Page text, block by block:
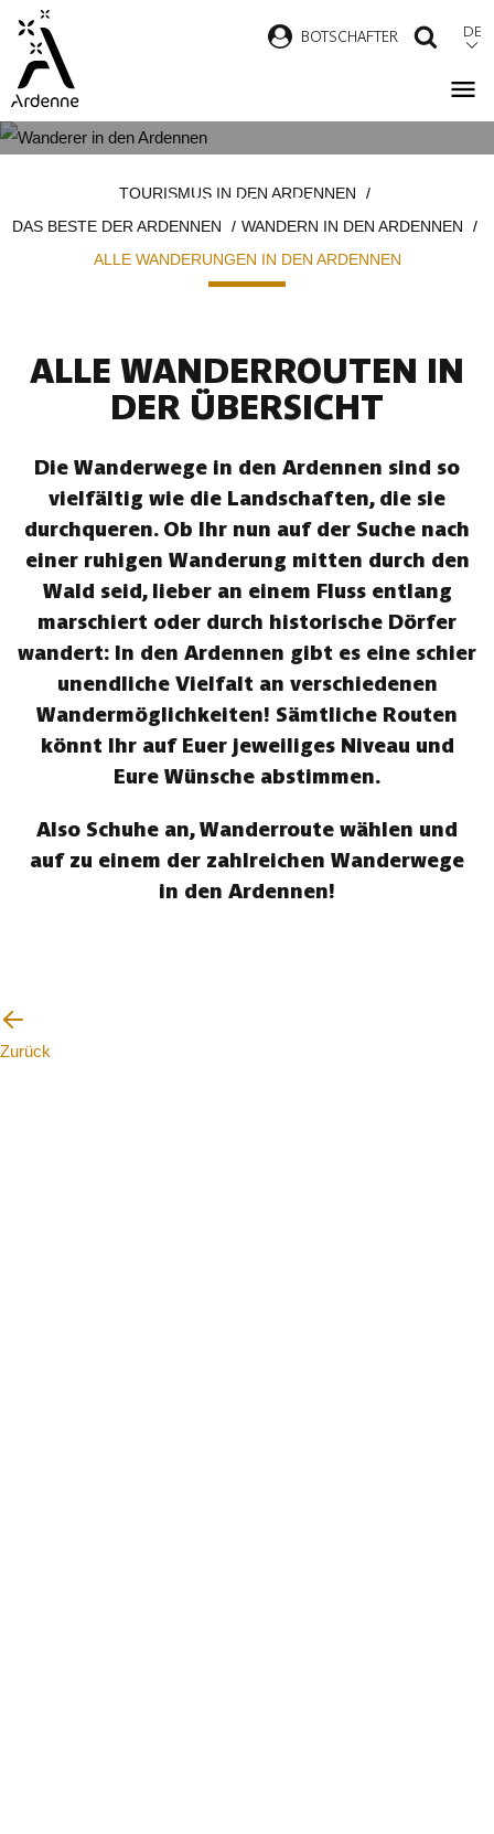
Direkt
zum
Inhalt
BOTSCHAFTER DE
ARDENNEN
TOURISMUS IN DEN ARDENNEN
DAS BESTE DER ARDENNEN
WANDERN IN DEN ARDENNEN
ALLE WANDERUNGEN IN DEN ARDENNEN
ALLE WANDERROUTEN IN
DER ÜBERSICHT
Die Wanderwege in den Ardennen sind so
vielfältig wie die Landschaften, die sie
durchqueren. Ob Ihr nun auf der Suche nach
einer ruhigen Wanderung mitten durch den
Wald seid, lieber an einem Fluss entlang
marschiert oder durch historische Dörfer
wandert: In den Ardennen gibt es eine schier
unendliche Vielfalt an verschiedenen
Wandermöglichkeiten! Sämtliche Routen
könnt Ihr auf Euer jeweiliges Niveau und
Eure Wünsche abstimmen.
Also Schuhe an, Wanderroute wählen und
auf zu einem der zahlreichen Wanderwege
in den Ardennen!
Zurück